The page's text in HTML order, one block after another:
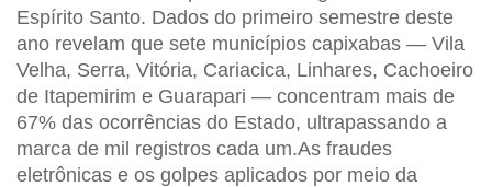
Espírito Santo. Dados do primeiro semestre deste
ano revelam que sete municípios capixabas — Vila
Velha, Serra, Vitória, Cariacica, Linhares, Cachoeiro
de Itapemirim e Guarapari — concentram mais de
67% das ocorrências do Estado, ultrapassando a
marca de mil registros cada um.As fraudes
eletrônicas e os golpes aplicados por meio da